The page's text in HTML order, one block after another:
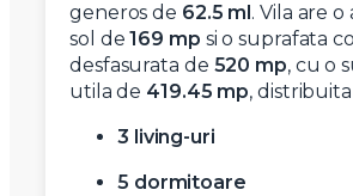
generos de 62.5 ml . Vila are
sol de169 mp si o suprafata
desfasurata de 520 mp, cu o
utila de 419.45 mp,
3 living-uri
5 dormitoare